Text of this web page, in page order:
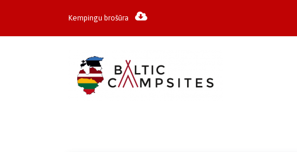
Kempingu brošūra